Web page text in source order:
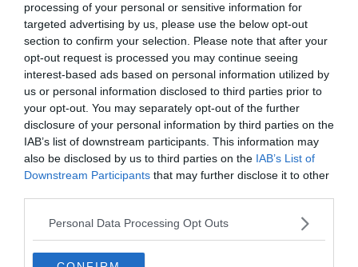
processing of your personal or sensitive information for
targeted advertising by us, please use the below opt-out
section to confirm your selection. Please note that after your
opt-out request is processed you may continue seeing
interest-based ads based on personal information utilized by
us or personal information disclosed to third parties prior to
your opt-out. You may separately opt-out of the further
disclosure of your personal information by third parties on the
IAB’s list of downstream participants. This information may
also be disclosed by us to third parties on the IAB’s List of
Downstream Participants that may further disclose it to other
Personal Data Processing Opt Outs
itinéraires
Les 11 plus belles randonnées à faire en Crète
Nos conseils pour naviguer en Crète
En tant qu’île grecque, la location de bateau en Crète
est très répandue. Activité touristique de choix, naviguer
sur les eaux bleutées de la mer Méditerranée ou de la
possédez pas le permis bateau ou si vous n’êtes pas à